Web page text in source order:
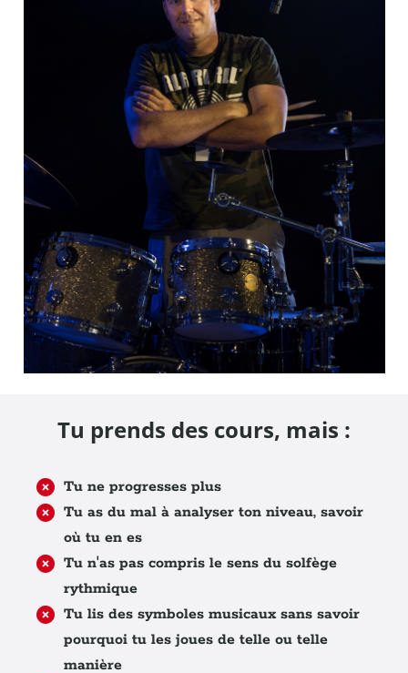
Tu prends des cours, mais :
Tu ne progresses plus
Tu as du mal à analyser ton niveau, savoir
où tu en es
Tu n'as pas compris le sens du solfège
rythmique
Tu lis des symboles musicaux sans savoir
pourquoi tu les joues de telle ou telle
manière